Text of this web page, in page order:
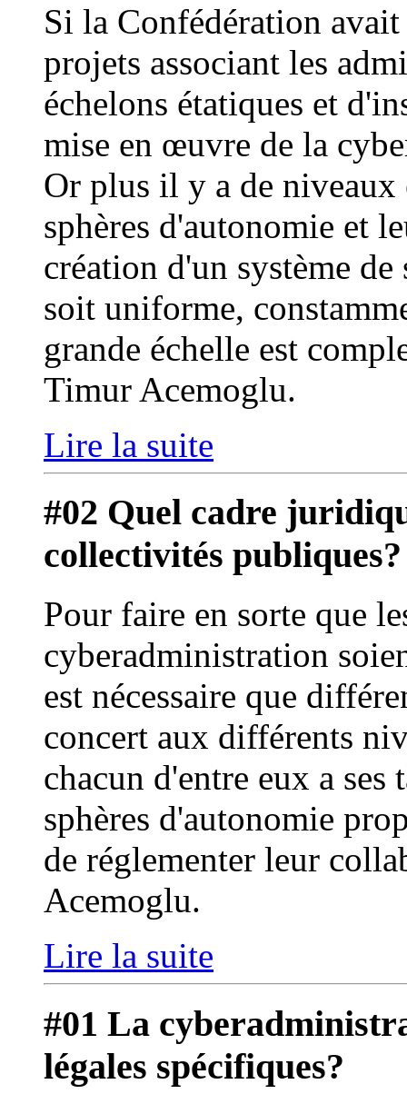
Si la Confédération avait
projets associant les
échelons étatiques et
mise en œuvre de la
Or plus il y a de niveaux
sphères d'autonomie et
création d'un système
soit uniforme,
grande échelle est
Timur Acemoglu.
Lire la suite
#02 Quel cadre
collectivités publiques?
Pour faire en sorte que
cyberadministration
est nécessaire que
concert aux différents
chacun d'entre eux a ses
sphères d'autonomie
de réglementer leur
Acemoglu.
Lire la suite
#01 La
légales spécifiques?